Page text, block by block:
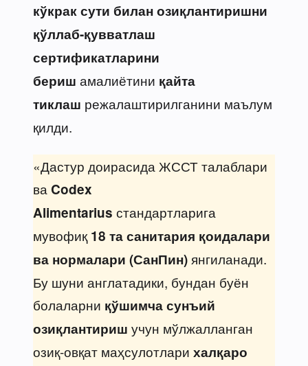
кўкрак сути билан озиқлантиришни
қўллаб-қувватлаш
сертификатларини
бериш амалиётини қайта
тиклаш режалаштирилганини маълум
қилди.
«Дастур доирасида ЖССТ талаблари
ва Codex
Alimentarius стандартларига
мувофиқ 18 та санитария қоидалари
ва нормалари (СанПин) янгиланади.
Бу шуни англатадики, бундан буён
болаларни қўшимча сунъий
озиқлантириш учун мўлжалланган
озиқ-овқат маҳсулотлари халқаро